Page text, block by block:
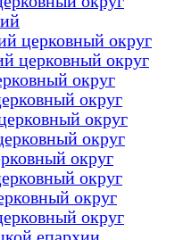
церковный округ
церковный округ
округ
округ
округ
округ
округ
округ
округ
округ